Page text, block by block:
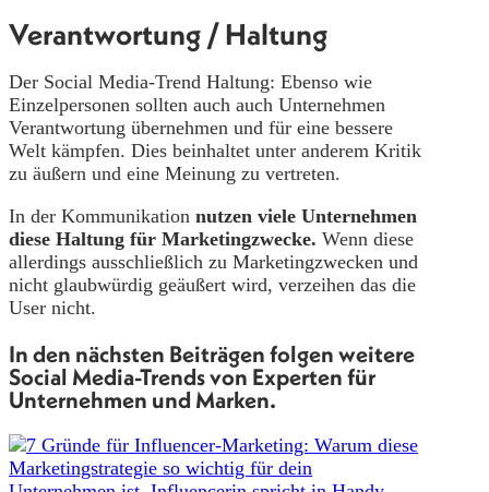
Verantwortung / Haltung
Der Social Media-Trend Haltung: Ebenso wie
Einzelpersonen sollten auch auch Unternehmen
Verantwortung übernehmen und für eine bessere
Welt kämpfen. Dies beinhaltet unter anderem Kritik
zu äußern und eine Meinung zu vertreten.
In der Kommunikation nutzen viele Unternehmen
diese Haltung für Marketingzwecke. Wenn diese
allerdings ausschließlich zu Marketingzwecken und
nicht glaubwürdig geäußert wird, verzeihen das die
User nicht.
In den nächsten Beiträgen folgen weitere
Social Media-Trends von Experten für
Unternehmen und Marken.